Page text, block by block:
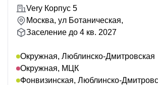
Very Корпус 5
Москва, ул Ботаническая,
Заселение до 4 кв. 2027
Окружная, Люблинско-Дмитровская
Окружная, МЦК
Фонвизинская, Люблинско-